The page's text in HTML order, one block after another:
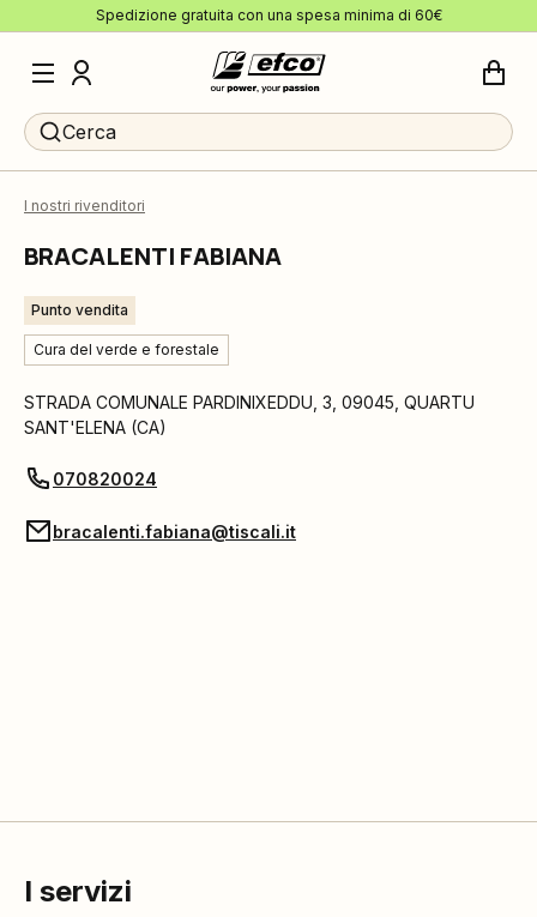
Spedizione gratuita con una spesa minima di 60€
Cerca
I nostri rivenditori
BRACALENTI FABIANA
Punto vendita
Cura del verde e forestale
STRADA COMUNALE PARDINIXEDDU, 3 09045 QUARTU
SANT'ELENA (CA)
070820024
bracalenti.fabiana@tiscali.it
I servizi